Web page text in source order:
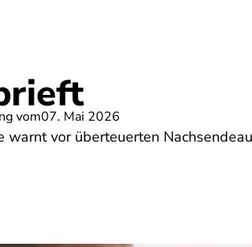
vom07. Mai 2026
warnt vor überteuerten